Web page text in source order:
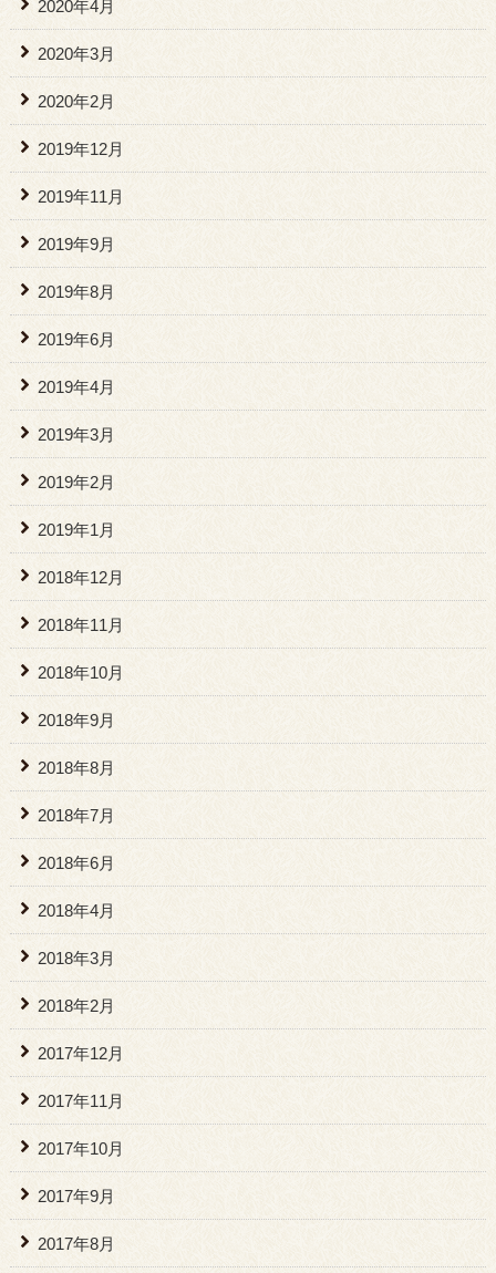
2020年4月
2020年3月
2020年2月
2019年12月
2019年11月
2019年9月
2019年8月
2019年6月
2019年4月
2019年3月
2019年2月
2019年1月
2018年12月
2018年11月
2018年10月
2018年9月
2018年8月
2018年7月
2018年6月
2018年4月
2018年3月
2018年2月
2017年12月
2017年11月
2017年10月
2017年9月
2017年8月